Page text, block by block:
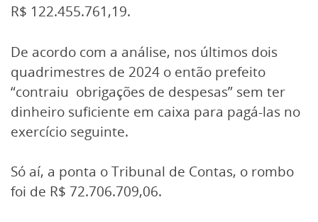
R$ 122.455.761,19.
De acordo com a análise, nos últimos dois
quadrimestres de 2024 o então prefeito
“contraiu obrigações de despesas” sem ter
dinheiro suficiente em caixa para pagá-las no
exercício seguinte.
Só aí, a ponta o Tribunal de Contas, o rombo
foi de R$ 72.706.709,06.